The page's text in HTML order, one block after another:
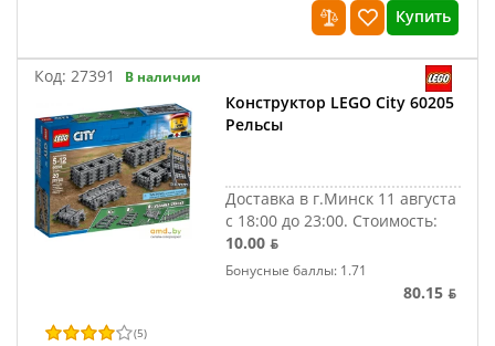
Купить
Код: 27391 В наличии
Конструктор LEGO City 60205
Рельсы
Доставка в г.Минск 11 августа
с 18:00 до 23:00. Стоимость:
10.00 ƃ
Бонусные баллы: 1.71
80.15 ƃ
(5)